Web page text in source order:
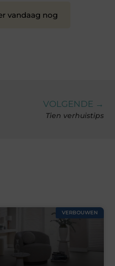
vandaag nog
VOLGENDE →
Tien verhuistips
VERBOUWEN